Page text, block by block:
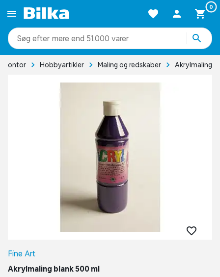
0
mere end 51.000 varer
kontor Hobbyartikler Maling og redskaber Akrylmaling
Fine Art
Akrylmaling blank 500 ml